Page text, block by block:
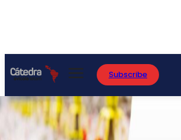
Subscribe